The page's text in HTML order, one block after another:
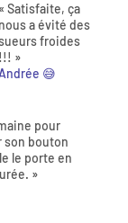
« Satisfaite, ça
nous a évité des
froides
!!! »
😅
pour
son bouton
le porte en
»